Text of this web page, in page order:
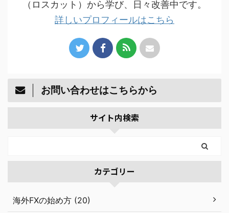
（ロスカット）から学び、日々改善中です。
詳しいプロフィールはこちら
お問い合わせはこちらから
サイト内検索
カテゴリー
海外FXの始め方 (20)